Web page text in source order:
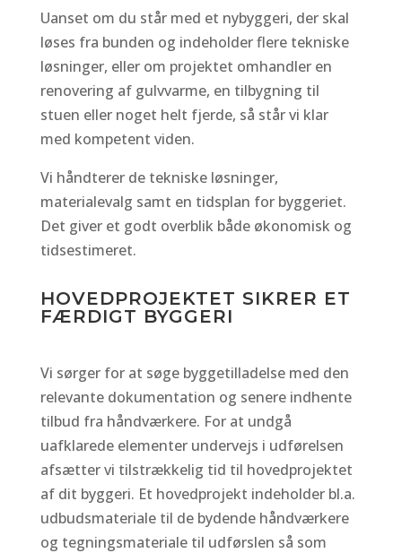
Uanset om du står med et nybyggeri, der skal
løses fra bunden og indeholder flere tekniske
løsninger, eller om projektet omhandler en
renovering af gulvvarme, en tilbygning til
stuen eller noget helt fjerde, så står vi klar
med kompetent viden.
Vi håndterer de tekniske løsninger,
materialevalg samt en tidsplan for byggeriet.
Det giver et godt overblik både økonomisk og
tidsestimeret.
HOVEDPROJEKTET SIKRER ET
FÆRDIGT BYGGERI
Vi sørger for at søge byggetilladelse med den
relevante dokumentation og senere indhente
tilbud fra håndværkere. For at undgå
uafklarede elementer undervejs i udførelsen
afsætter vi tilstrækkelig tid til hovedprojektet
af dit byggeri. Et hovedprojekt indeholder bl.a.
udbudsmateriale til de bydende håndværkere
og tegningsmateriale til udførslen så som